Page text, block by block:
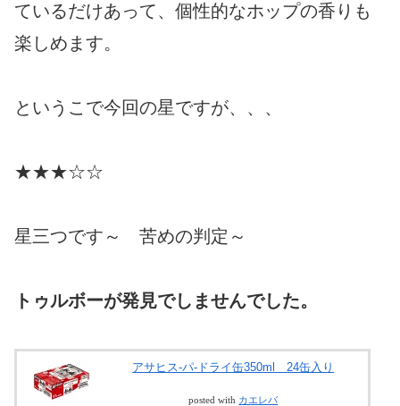
ているだけあって、個性的なホップの香りも
楽しめます。
というこで今回の星ですが、、、
★★★☆☆
星三つです～ 苦めの判定～
トゥルボーが発見でしませんでした。
アサヒス-パ-ドライ缶350ml 24缶入り
posted with カエレバ